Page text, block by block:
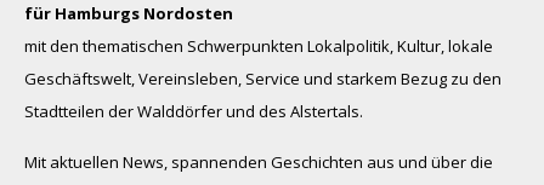
für Hamburgs Nordosten
mit den thematischen Schwerpunkten Lokalpolitik, Kultur, lokale
Geschäftswelt, Vereinsleben, Service und starkem Bezug zu den
Stadtteilen der Walddörfer und des Alstertals.
Mit aktuellen News, spannenden Geschichten aus und über die